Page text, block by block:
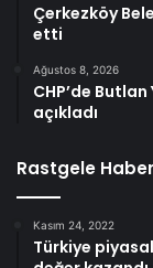
Çerkezköy
etti
Ağustos 8, 2026
CHP’de
açıkladı
Rastgele
Kasım 24, 2022
Türkiye